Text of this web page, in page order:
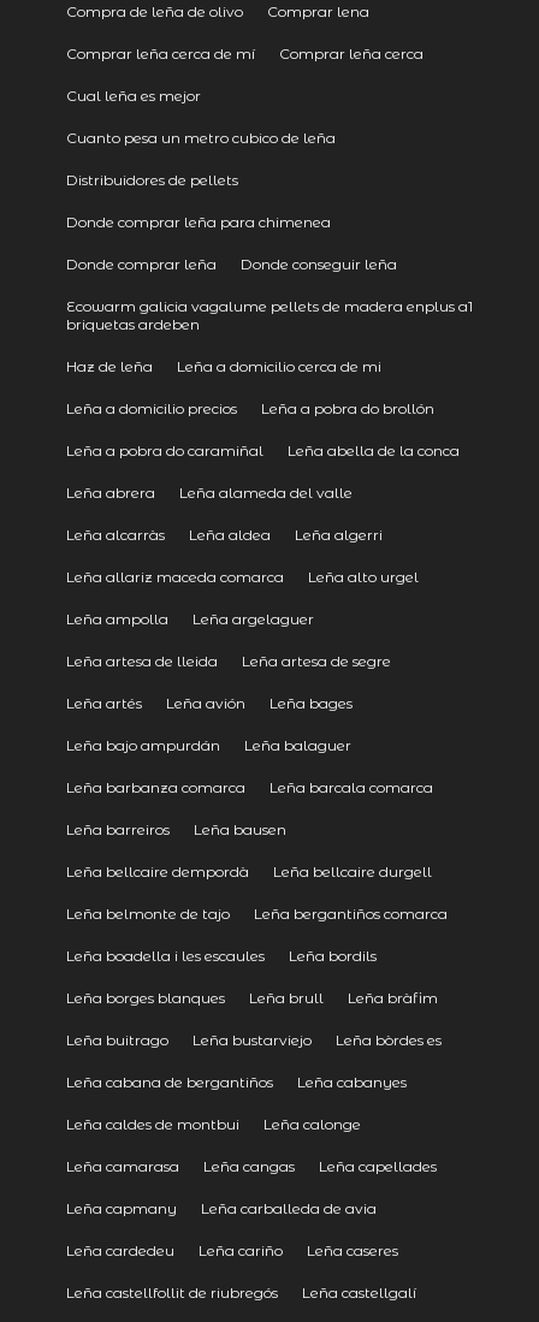
Compra de leña de olivo Comprar lena
Comprar leña cerca de mí Comprar leña cerca
Cual leña es mejor
Cuanto pesa un metro cubico de leña
Distribuidores de pellets
Donde comprar leña para chimenea
Donde comprar leña Donde conseguir leña
Ecowarm galicia vagalume pellets de madera enplus a1
briquetas ardeben
Haz de leña Leña a domicilio cerca de mi
Leña a domicilio precios Leña a pobra do brollón
Leña a pobra do caramiñal Leña abella de la conca
Leña abrera Leña alameda del valle
Leña alcarràs Leña aldea Leña algerri
Leña allariz maceda comarca Leña alto urgel
Leña ampolla Leña argelaguer
Leña artesa de lleida Leña artesa de segre
Leña artés Leña avión Leña bages
Leña bajo ampurdán Leña balaguer
Leña barbanza comarca Leña barcala comarca
Leña barreiros Leña bausen
Leña bellcaire dempordà Leña bellcaire durgell
Leña belmonte de tajo Leña bergantiños comarca
Leña boadella i les escaules Leña bordils
Leña borges blanques Leña brull Leña bràfim
Leña buitrago Leña bustarviejo Leña bòrdes es
Leña cabana de bergantiños Leña cabanyes
Leña caldes de montbui Leña calonge
Leña camarasa Leña cangas Leña capellades
Leña capmany Leña carballeda de avia
Leña cardedeu Leña cariño Leña caseres
Leña castellfollit de riubregós Leña castellgalí